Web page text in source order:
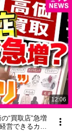
12:06
“買取店”急増
できるカラ